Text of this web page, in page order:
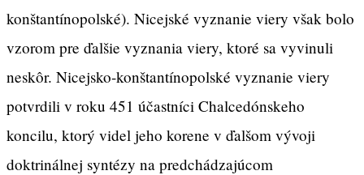
konštantínopolské). Nicejské vyznanie viery však bolo
vzorom pre ďalšie vyznania viery, ktoré sa vyvinuli
neskôr. Nicejsko-konštantínopolské vyznanie viery
potvrdili v roku 451 účastníci Chalcedónskeho
koncilu, ktorý videl jeho korene v ďalšom vývoji
doktrinálnej syntézy na predchádzajúcom